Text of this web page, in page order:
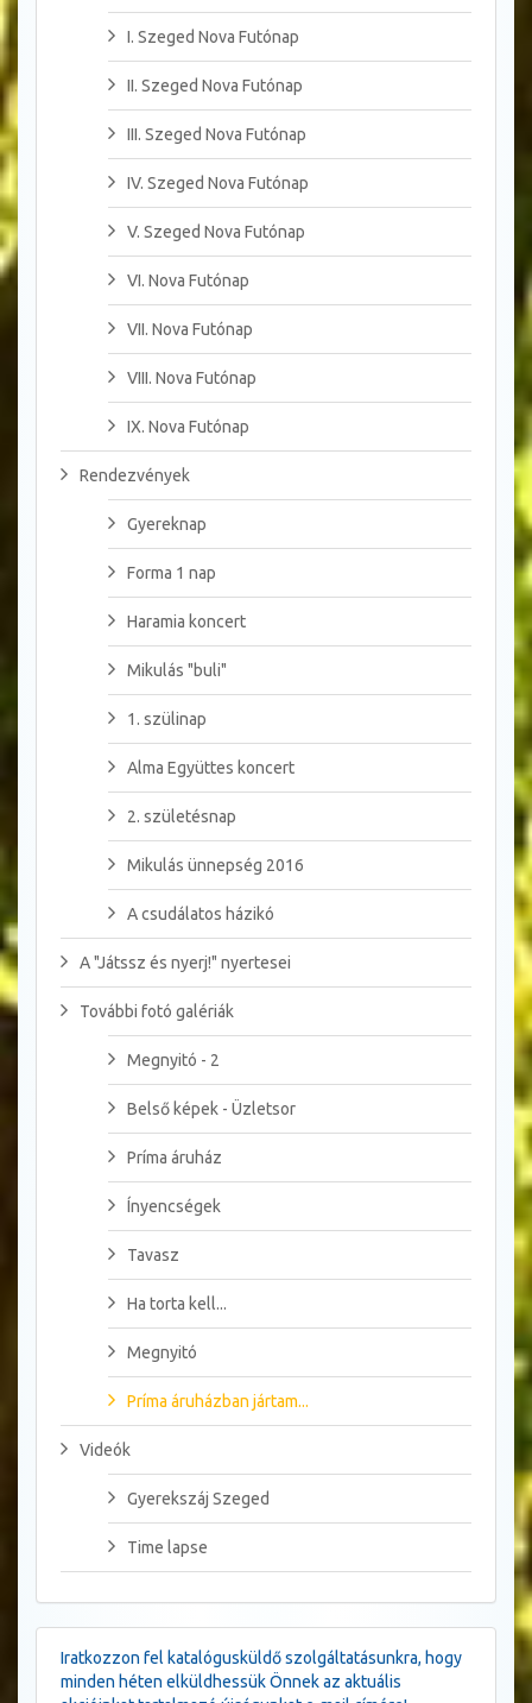
I. Szeged Nova Futónap
II. Szeged Nova Futónap
III. Szeged Nova Futónap
IV. Szeged Nova Futónap
V. Szeged Nova Futónap
VI. Nova Futónap
VII. Nova Futónap
VIII. Nova Futónap
IX. Nova Futónap
Rendezvények
Gyereknap
Forma 1 nap
Haramia koncert
Mikulás "buli"
1. szülinap
Alma Együttes koncert
2. születésnap
Mikulás ünnepség 2016
A csudálatos házikó
A "Játssz és nyerj!" nyertesei
További fotó galériák
Megnyitó - 2
Belső képek - Üzletsor
Príma áruház
Ínyencségek
Tavasz
Ha torta kell...
Megnyitó
Príma áruházban jártam...
Videók
Gyerekszáj Szeged
Time lapse
Iratkozzon fel katalógusküldő szolgáltatásunkra, hogy
minden héten elküldhessük Önnek az aktuális